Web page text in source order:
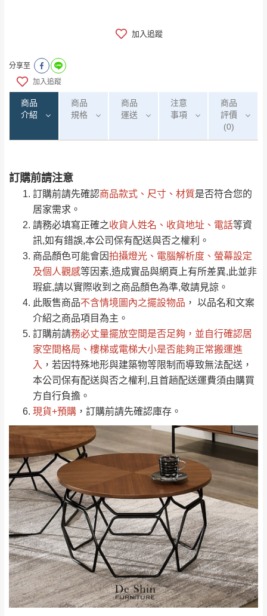
加入追蹤
分享至
加入追蹤
商品
介紹
商品
規格
商品
運送
注意
事項
商品
評價
(0)
訂購前請注意
訂購前請先確認商品款式、尺寸、材質是否符合您的
居家需求。
請務必填寫正確之收貨人姓名、收貨地址、電話等資
訊,如有錯誤,本公司保有配送與否之權利。
商品顏色可能會因拍攝燈光、電腦解析度、螢幕設定
及個人觀感等因素,造成實品與網頁上有所差異,此並非
瑕疵,請以實際收到之商品顏色為準,敬請見諒。
此販售商品不含情境圖內之擺設物品 ， 以品名和文案
介紹之商品項目為主。
訂購前請務必丈量擺放空間是否足夠 ，並自行確認居
家空間格局、 樓梯或電梯大小是否能夠正常搬運進
入 ，若因特殊地形與建築物等限制而導致無法配送，
本公司保有配送與否之權利,且首趟配送運費須由購買
方自行負擔。
現貨+預購 ，訂購前請先確認庫存。
運 費 說 明
運送地區 運送費用
偏遠地區
（請先線上詢問 LINE
→@dershin ）
桃園
免 運
費
＊A108產品另收運費
復興鄉
新竹
峨眉鄉、五峰鄉、
橫山、北埔鄉、尖
石鄉、寶山鄉山
區、新埔山區、芎
台北 無
新北
雙溪、貢寮、烏
來、平溪、九份、
石門、林口 下福
里、新店山區、三
峽山區、石碇、坪
林、福隆、淡水山
區、北投湖山路、
深坑山區
$ 9,000以上：免
注意事項：
由於品項繁多，網頁無法及時更新，如有需
要購買商品，請於出發前來電或到「官方
Line客服」來信確認商品是否有「現貨」與
「金額」。
若商品價格或庫存有異常，商家有權取消訂
單。部分網路商品恕無法更改原設計或客製，敬請
見諒！
接單後二日內(不含例假日)，我們客服會與您
電話聯絡或E-Mail通知確認訂單。
（線上客
服 LINE → @dershin）
下單前先詢問是否現貨 ，若未詢問下單後無
現貨我們客服會再來電或E-Mail與您聯絡
（洽詢方式請搜尋 Line ID →
地區恕無法提供運送 (詳見運送規章)。
配送範圍：
苗栗至基隆；其它地區暫不開放，如因特殊
地型限制(山區、鄉、鎮、村)、樓梯太小、無
法搬運上樓等因素，導致無法配送，本公司
保有出貨的權利。
保護物流人員的工作安全，賣家無提供吊掛
服務，若需以吊車或其他的吊掛方式吊運，
費用將由買方自行支付。
因大型傢俱有組裝、配送的問題，並非一般
0/5 (0)筆
全部 依評論高至低排列
依評論低至高排列 只顯示附上圖片
只顯示附上評論